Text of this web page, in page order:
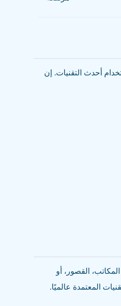
أحدث التقنيات. إن
القصور، أو
المعتمدة عالميًا.